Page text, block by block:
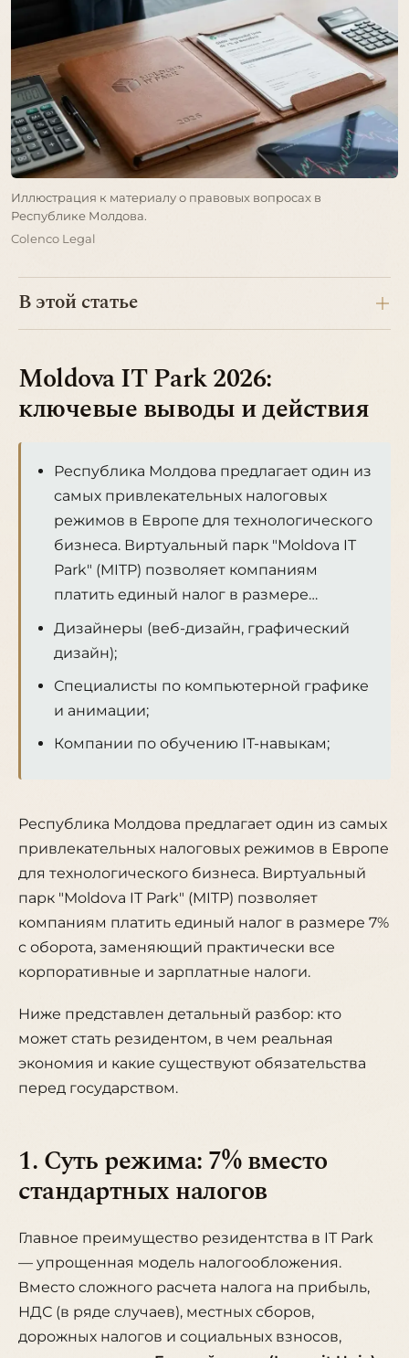
Иллюстрация к материалу о правовых вопросах в
Республике Молдова.
Colenco Legal
В этой статье
Moldova IT Park 2026:
ключевые выводы и действия
Республика Молдова предлагает один из
самых привлекательных налоговых
режимов в Европе для технологического
бизнеса. Виртуальный парк "Moldova IT
Park" (MITP) позволяет компаниям
платить единый налог в размере…
Дизайнеры (веб-дизайн, графический
дизайн);
Специалисты по компьютерной графике
и анимации;
Компании по обучению IT-навыкам;
Республика Молдова предлагает один из самых
привлекательных налоговых режимов в Европе
для технологического бизнеса. Виртуальный
парк "Moldova IT Park" (MITP) позволяет
компаниям платить единый налог в размере 7%
с оборота, заменяющий практически все
корпоративные и зарплатные налоги.
Ниже представлен детальный разбор: кто
может стать резидентом, в чем реальная
экономия и какие существуют обязательства
перед государством.
1. Суть режима: 7% вместо
стандартных налогов
Главное преимущество резидентства в IT Park
— упрощенная модель налогообложения.
Вместо сложного расчета налога на прибыль,
НДС (в ряде случаев), местных сборов,
дорожных налогов и социальных взносов,